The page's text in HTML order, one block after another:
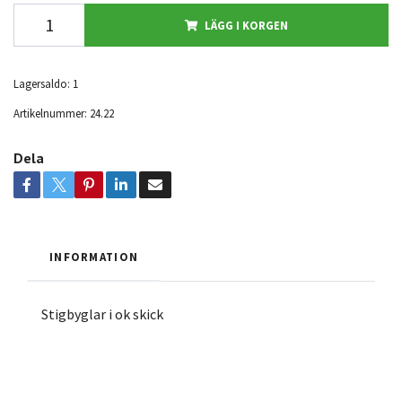
LÄGG I KORGEN
Lagersaldo: 1
Artikelnummer: 24.22
Dela
INFORMATION
Stigbyglar i ok skick